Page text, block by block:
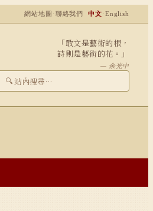
網站地圖 ·聯絡我們 中文·English
「敢文是藝術的根，
詩則是藝術的花。」
— 余光中
🔍